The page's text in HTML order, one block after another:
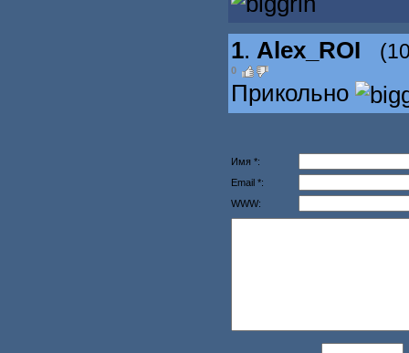
1. Alex_ROI
0
Прикольно
Имя *:
Email *:
WWW: